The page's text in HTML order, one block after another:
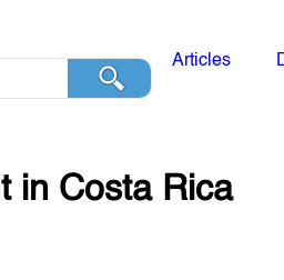
Articles
in Costa Rica